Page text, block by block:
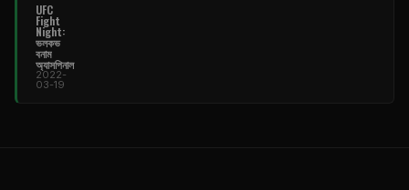
UFC
Fight
Night:
ভলকভ
বনাম
অ্যাসপিনাল
2022-
03-19